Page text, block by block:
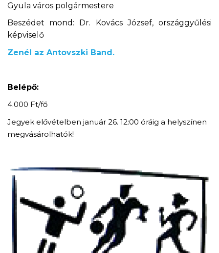
Gyula város polgármestere
Beszédet mond: Dr. Kovács József, országgyűlési
képviselő
Zenél az Antovszki Band.
Belépő:
4.000 Ft/fő
Jegyek elővételben január 26. 12:00 óráig a helyszínen
megvásárolhatók!